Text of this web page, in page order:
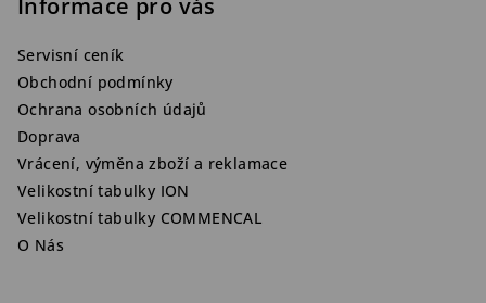
Informace pro vás
Servisní ceník
Obchodní podmínky
Ochrana osobních údajů
Doprava
Vrácení, výměna zboží a reklamace
Velikostní tabulky ION
Velikostní tabulky COMMENCAL
O Nás